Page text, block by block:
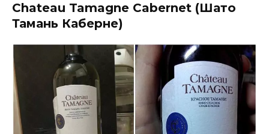
Chateau Tamagne Cabernet (Шато
Тамань Каберне)